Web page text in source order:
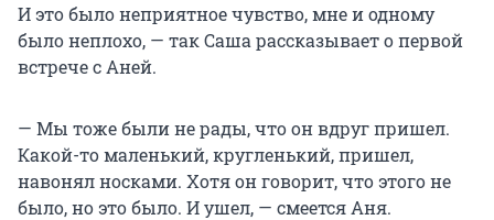
И это было неприятное чувство, мне и одному
было неплохо, — так Саша рассказывает о первой
встрече с Аней.
— Мы тоже были не рады, что он вдруг пришел.
Какой-то маленький, кругленький, пришел,
навонял носками. Хотя он говорит, что этого не
было, но это было. И ушел, — смеется Аня.